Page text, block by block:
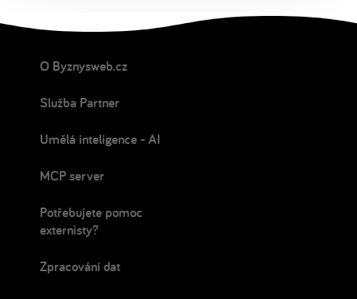
O Byznysweb.cz
Služba Partner
Umělá inteligence - AI
MCP server
Potřebujete pomoc
externisty?
Zpracování dat